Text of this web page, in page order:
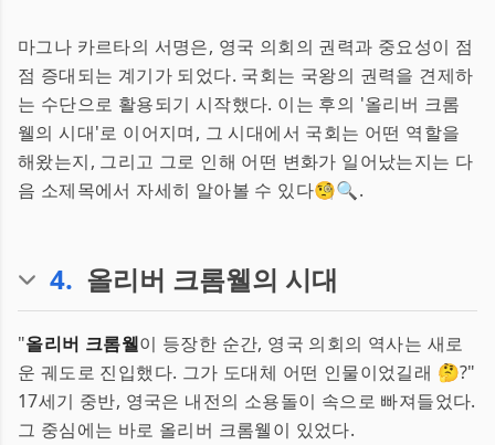
마그나 카르타의 서명은, 영국 의회의 권력과 중요성이 점
점 증대되는 계기가 되었다. 국회는 국왕의 권력을 견제하
는 수단으로 활용되기 시작했다. 이는 후의 '올리버 크롬
웰의 시대'로 이어지며, 그 시대에서 국회는 어떤 역할을
해왔는지, 그리고 그로 인해 어떤 변화가 일어났는지는 다
음 소제목에서 자세히 알아볼 수 있다🧐🔍.
4. 올리버 크롬웰의 시대
"올리버 크롬웰이 등장한 순간, 영국 의회의 역사는 새로
운 궤도로 진입했다. 그가 도대체 어떤 인물이었길래 🤔?"
17세기 중반, 영국은 내전의 소용돌이 속으로 빠져들었다.
그 중심에는 바로 올리버 크롬웰이 있었다.